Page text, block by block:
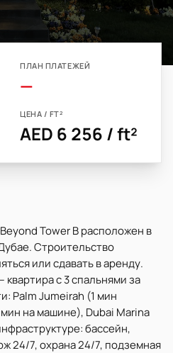
ПЛАН ПЛАТЕЖЕЙ
—
ЦЕНА / FT²
AED 6 256 / ft²
Tower B расположен в
Строительство
или сдавать в аренду.
с 3 спальнями за
Palm Jumeirah (1 мин
на машине), Dubai Marina
бассейн,
24/7, охрана 24/7, подземная